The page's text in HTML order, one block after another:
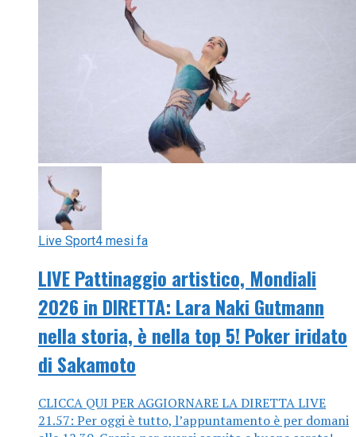
Live Sport4 mesi fa
LIVE Pattinaggio artistico, Mondiali
2026 in DIRETTA: Lara Naki Gutmann
nella storia, è nella top 5! Poker iridato
di Sakamoto
CLICCA QUI PER AGGIORNARE LA DIRETTA LIVE
21.57: Per oggi è tutto, l’appuntamento è per domani